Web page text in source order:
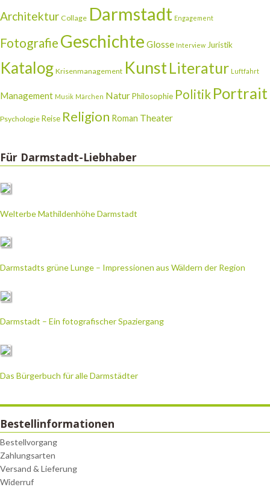
Architektur Collage Darmstadt Engagement
Fotografie Geschichte Glosse Interview Juristik
Katalog Krisenmanagement KunstLiteratur Luftfahrt
Management Musik Märchen NaturPhilosophie Politik Portrait
Psychologie Reise Religion Roman Theater
Für Darmstadt-Liebhaber
Welterbe Mathildenhöhe Darmstadt
Darmstadts grüne Lunge – Impressionen aus Wäldern der Region
Darmstadt – Ein fotografischer Spaziergang
Das Bürgerbuch für alle Darmstädter
Bestellinformationen
Bestellvorgang
Zahlungsarten
Versand & Lieferung
Widerruf